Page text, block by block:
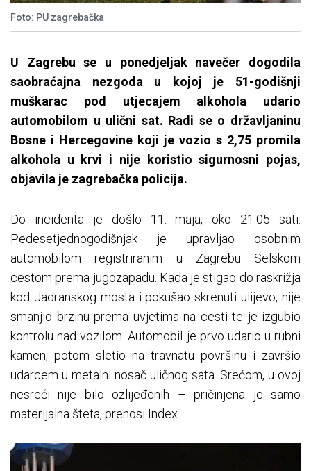
Foto: PU zagrebačka
U Zagrebu se u ponedjeljak navečer dogodila
saobraćajna nezgoda u kojoj je 51-godišnji
muškarac pod utjecajem alkohola udario
automobilom u ulični sat. Radi se o državljaninu
Bosne i Hercegovine koji je vozio s 2,75 promila
alkohola u krvi i nije koristio sigurnosni pojas,
objavila je zagrebačka policija.
Do incidenta je došlo 11. maja, oko 21:05 sati.
Pedesetjednogodišnjak je upravljao osobnim
automobilom registriranim u Zagrebu Selskom
cestom prema jugozapadu. Kada je stigao do raskrižja
kod Jadranskog mosta i pokušao skrenuti ulijevo, nije
smanjio brzinu prema uvjetima na cesti te je izgubio
kontrolu nad vozilom. Automobil je prvo udario u rubni
kamen, potom sletio na travnatu površinu i završio
udarcem u metalni nosač uličnog sata. Srećom, u ovoj
nesreći nije bilo ozlijeđenih – pričinjena je samo
materijalna šteta, prenosi Index.